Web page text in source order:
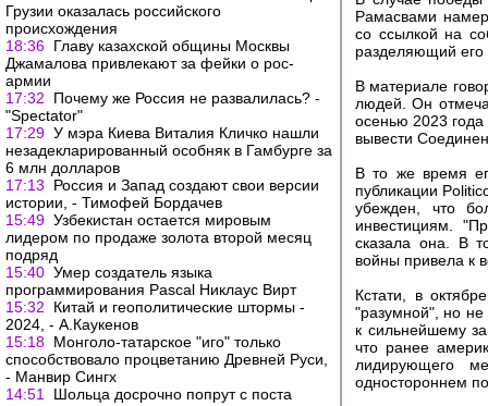
Грузии оказалась российского
происхождения
18:36 Главу казахской общины Москвы
Джамалова привлекают за фейки о рос-
армии
17:32
Почему же Россия не развалилась? -
"Spectator"
17:29 У мэра Киева Виталия Кличко нашли
незадекларированный особняк в Гамбурге за
6 млн долларов
17:13
Россия и Запад создают свои версии
истории, - Тимофей Бордачев
15:49 Узбекистан остается мировым
лидером по продаже золота второй месяц
подряд
15:40 Умер создатель языка
программирования Pascal Никлаус Вирт
15:32
Китай и геополитические штормы -
2024, - А.Каукенов
15:18 Монголо-татарское "иго" только
способствовало процветанию Древней Руси,
- Манвир Сингх
14:51
Шольца досрочно попрут с поста
Рамасвами
со ссылкой на
разделяющий его
В материале
людей. Он
осенью 2023
вывести
В то же время
публикации
убежден, что
инвестициям.
сказала она. В
войны привела к
Кстати, в
"разумной", но не
к сильнейшему
что ранее
лидирующего
одностороннем